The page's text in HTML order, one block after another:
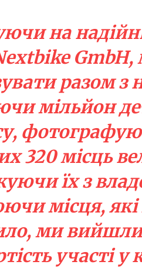
на
разом з
мільйон
320 місць
їх з
місця, які
ми
участі у